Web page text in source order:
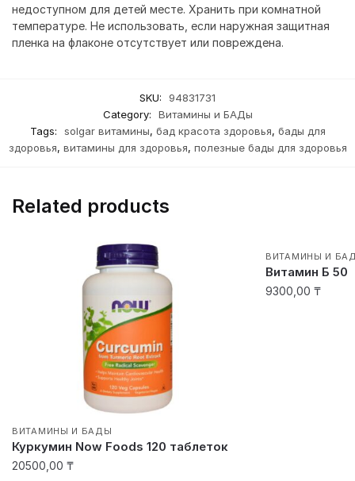
недоступном для детей месте. Хранить при комнатной
температуре. Не использовать, если наружная защитная
пленка на флаконе отсутствует или повреждена.
SKU:
94831731
Category:
Витамины и БАДы
Tags:
solgar витамины, бад красота здоровья, бады для
здоровья, витамины для здоровья, полезные бады для здоровья
Related products
ВИТАМИНЫ И БАДЫ
Куркумин Now Foods 120 таблеток
20500,00 ₸
ВИТАМИНЫ И
Витамин Б 50
9300,00 ₸